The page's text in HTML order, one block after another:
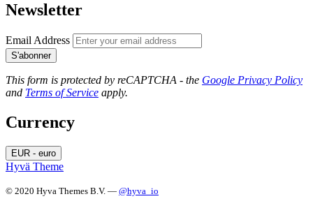
Newsletter
Email Address
S'abonner
This form is protected by reCAPTCHA - the Google Privacy Policy
and Terms of Service apply.
Currency
EUR - euro
Hyvä Theme
© 2020 Hyva Themes B.V. — @hyva_io